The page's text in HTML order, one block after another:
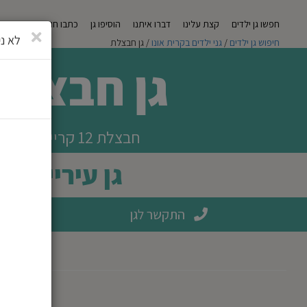
חפשו גן ילדים קצת עלינו דברו איתנו הוסיפו גן כתבו חוות דעת
חיפוש גן ילדים / גני ילדים בקרית אונו/ גן חבצלת
גן חבצלת
חבצלת 12 קריית אונו
גן עירייה
התקשר לגן
סגירה
לא